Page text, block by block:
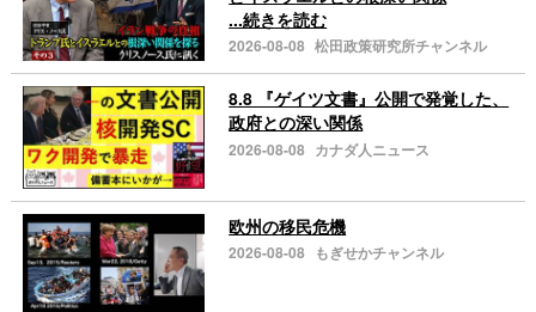
...続きを読む
2026-08-08 松田政策研究所チャンネル
8.8 『ゲイツ文書』公開で発覚した、
政府との深い関係
2026-08-08 カナダ人ニュース
欧州の移民危機
2026-08-08 もぎせかチャンネル